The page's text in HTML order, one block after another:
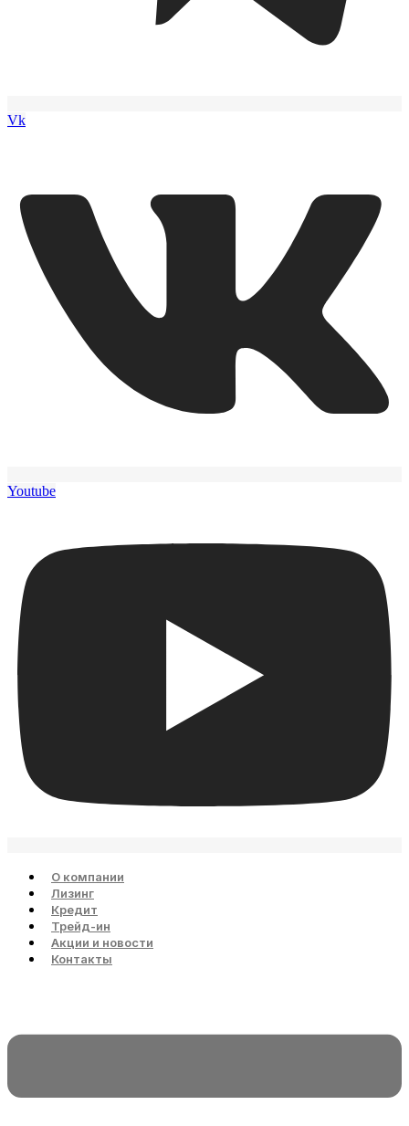
Vk
Youtube
О компании
Лизинг
Кредит
Трейд-ин
Акции и новости
Контакты